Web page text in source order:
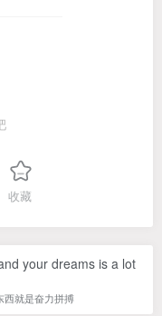
收藏
your dreams is a lot
西就是奋力拼搏